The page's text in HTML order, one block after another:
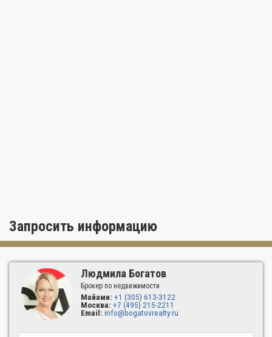
Запросить информацию
Людмила Богатов
Брокер по недвижимости
Майами: +1 (305) 613-3122
Москва: +7 (495) 215-2211
Email: info@bogatovrealty.ru